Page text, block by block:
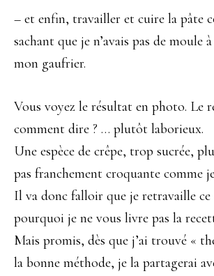
– et enfin, travailler et cuire la pâte
sachant que je n’avais pas de moule
mon gaufrier.
Vous voyez le résultat en photo. Le
comment dire ? … plutôt laborieux.
Une espèce de crêpe, trop sucrée,
pas franchement croquante comme
Il va donc falloir que je retravaille ce
pourquoi je ne vous livre pas la
Mais promis, dès que j’ai trouvé «
la bonne méthode, je la partagerai